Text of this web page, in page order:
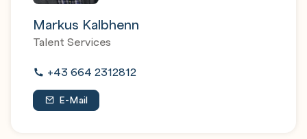
Markus Kalbhenn
Talent Services
+43 664 2312812
E-Mail